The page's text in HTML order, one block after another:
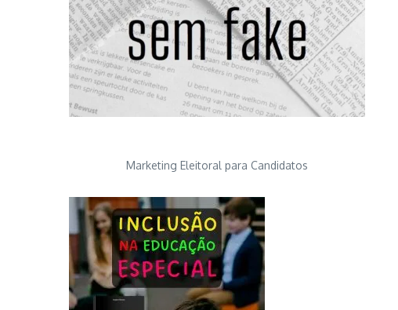
Marketing Eleitoral para Candidatos